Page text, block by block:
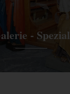
- Spezial